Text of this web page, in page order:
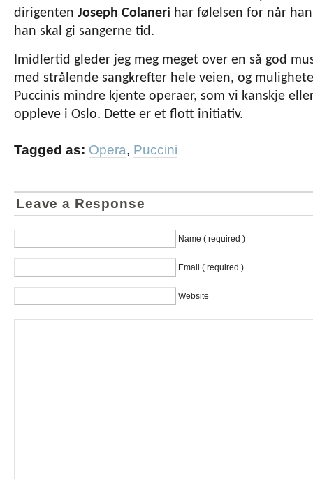
dirigenten Joseph Colaneri har følelsen for når
han skal gi sangerne tid.
Imidlertid gleder jeg meg meget over en så god
med strålende sangkrefter hele veien, og
Puccinis mindre kjente operaer, som vi kanskje
oppleve i Oslo. Dette er et flott initiativ.
Tagged as: Opera, Puccini
Leave a Response
Name ( required )
Email ( required )
Website